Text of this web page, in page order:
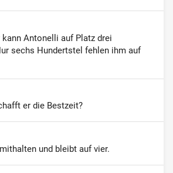
Antonelli auf Platz drei
sechs Hundertstel fehlen ihm auf
er die Bestzeit?
und bleibt auf vier.